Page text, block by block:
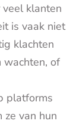
klanten
is vaak niet
klachten
wachten, of
platforms
ze van hun